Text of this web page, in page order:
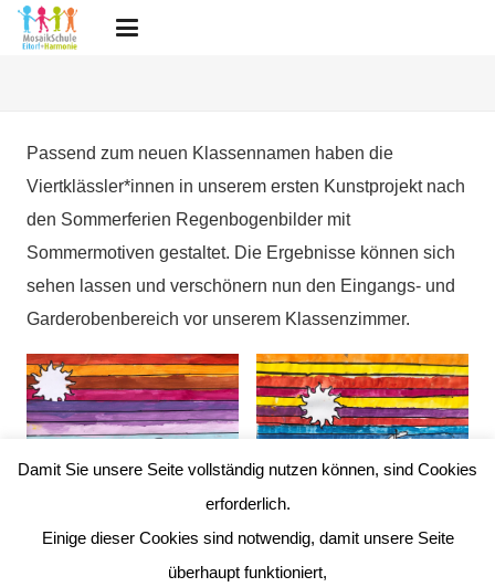
Passend zum neuen Klassennamen haben die
Viertklässler*innen in unserem ersten Kunstprojekt nach
den Sommerferien Regenbogenbilder mit
Sommermotiven gestaltet. Die Ergebnisse können sich
sehen lassen und verschönern nun den Eingangs- und
Garderobenbereich vor unserem Klassenzimmer.
Damit Sie unsere Seite vollständig nutzen können, sind Cookies
erforderlich.
Einige dieser Cookies sind notwendig, damit unsere Seite
überhaupt funktioniert,